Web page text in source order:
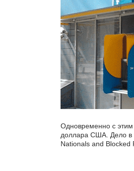
Одновременно с этим
доллара США. Дело в
Nationals and Blocked